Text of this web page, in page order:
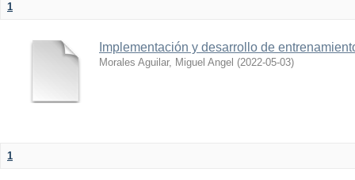
1
Implementación y desarrollo de
Morales Aguilar, Miguel Angel (2022-05-03)
1